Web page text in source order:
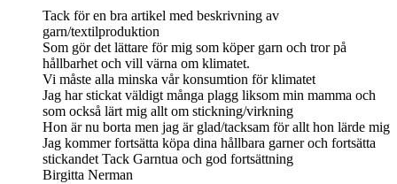
Tack för en bra artikel med beskrivning av
garn/textilproduktion
Som gör det lättare för mig som köper garn och tror på
hållbarhet och vill värna om klimatet.
Vi måste alla minska vår konsumtion för klimatet
Jag har stickat väldigt många plagg liksom min mamma och
som också lärt mig allt om stickning/virkning
Hon är nu borta men jag är glad/tacksam för allt hon lärde mig
Jag kommer fortsätta köpa dina hållbara garner och fortsätta
stickandet Tack Garntua och god fortsättning
Birgitta Nerman